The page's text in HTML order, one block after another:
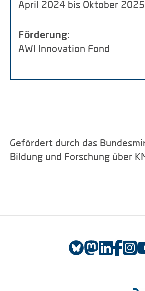
April 2024 bis Oktober 2025
Förderung:
AWI Innovation Fond
Gefördert durch das
Bildung und Forschung über